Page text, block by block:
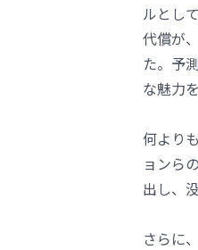
ルとし
代償が
た。予
な魅力
何より
ョンら
出し、
さらに